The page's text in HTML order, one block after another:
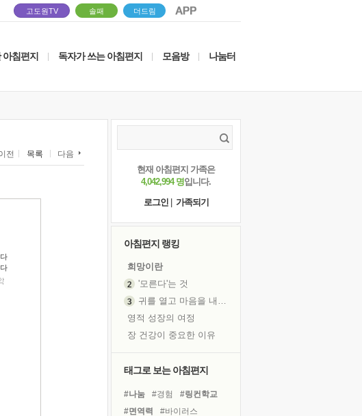
고도원TV 솔패 더드림
아침편지 독자가 쓰는 아침편지 모음방 나눔터
전 목록 다음
현재 아침편지 가족은
4,042,994 명입니다.
로그인
가족되기
아침편지 랭킹
희망이란
'모른다'는 것
귀를 열고 마음을 내어주고
영적 성장의 여정
장 건강이 중요한 이유
태그로 보는 아침편지
#나눔 #경험
#링컨학교
#면역력
#바이러스